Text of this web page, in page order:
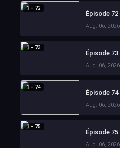
1 - 72
Épisode 72
Aug. 06, 2026
1 - 73
Épisode 73
Aug. 06, 2026
1 - 74
Épisode 74
Aug. 06, 2026
1 - 75
Épisode 75
Aug. 06, 2026